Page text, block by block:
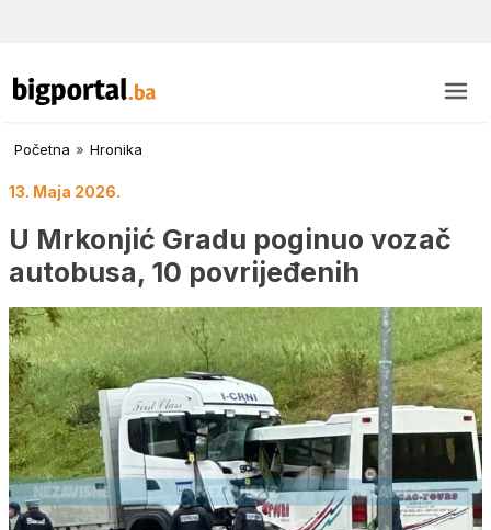
Početna » Hronika
13. Maja 2026.
U Mrkonjić Gradu poginuo vozač
autobusa, 10 povrijeđenih